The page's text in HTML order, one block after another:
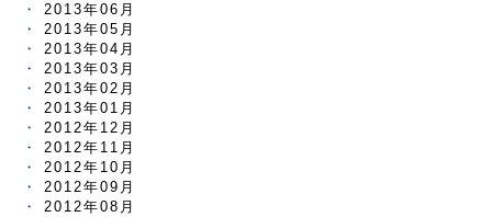
2013年06月
2013年05月
2013年04月
2013年03月
2013年02月
2013年01月
2012年12月
2012年11月
2012年10月
2012年09月
2012年08月